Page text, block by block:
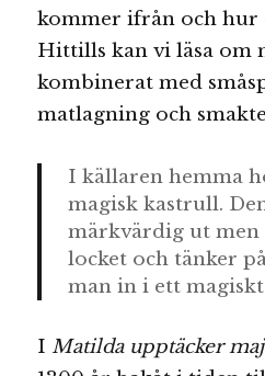
kommer ifrån och hur
Hittills kan vi läsa om
kombinerat med
matlagning och
I källaren hemma
magisk kastrull.
märkvärdig ut
locket och tänker
man in i ett
I Matilda upptäcker